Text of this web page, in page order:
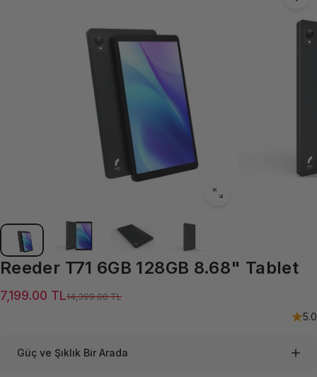
Reeder T71 6GB 128GB 8.68" Tablet
Satış ücreti
7,199.00 TL
Normal fiyat14,399.00 TL
5.0
Güç ve Şıklık Bir Arada